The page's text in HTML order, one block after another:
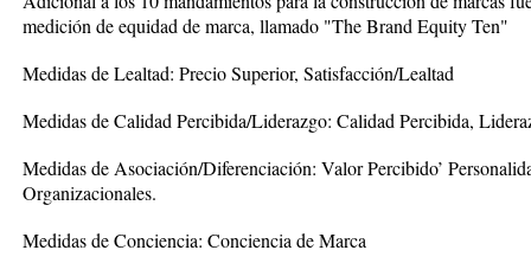
medición de equidad de marca, llamado "The Brand Equity Ten"
Medidas de Lealtad: Precio Superior, Satisfacción/Lealtad
Medidas de Calidad Percibida/Liderazgo: Calidad Percibida,
Medidas de Asociación/Diferenciación: Valor Percibido’
Organizacionales.
Medidas de Conciencia: Conciencia de Marca